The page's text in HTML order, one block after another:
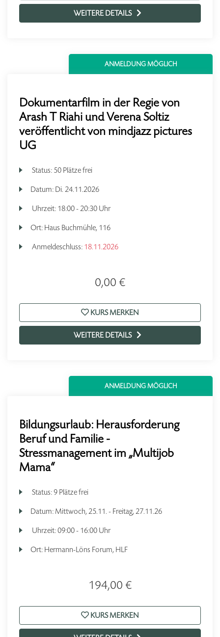
WEITERE DETAILS
ANMELDUNG MÖGLICH
Dokumentarfilm in der Regie von
Arash T Riahi und Verena Soltiz
veröffentlicht von mindjazz pictures
UG
Status: 50 Plätze frei
Datum: Di. 24.11.2026
Uhrzeit: 18:00 - 20:30 Uhr
Ort: Haus Buchmühle, 116
Anmeldeschluss: 18.11.2026
0,00 €
KURS MERKEN
WEITERE DETAILS
ANMELDUNG MÖGLICH
Bildungsurlaub: Herausforderung
Beruf und Familie -
Stressmanagement im „Multijob
Mama“
Status:9 Plätze frei
Datum: Mittwoch, 25.11. - Freitag, 27.11.26
Uhrzeit:09:00 - 16:00 Uhr
Ort: Hermann-Löns Forum, HLF
194,00 €
KURS MERKEN